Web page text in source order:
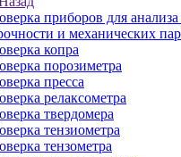
приборов для анализа
и механических
копра
порозиметра
пресса
релаксометра
твердомера
тензиометра
тензометра